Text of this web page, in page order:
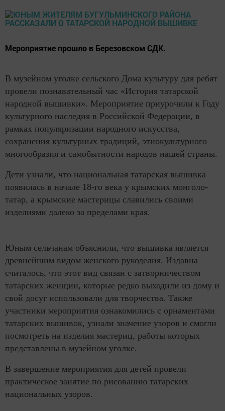
Мероприятие прошло в Березовском СДК.
В музейном уголке сельского Дома культуру для ребят
провели познавательный час «История татарской
народной вышивки». Мероприятие приурочили к Году
культурного наследия в Российской Федерации, в
рамках популяризации народного искусства,
сохранения культурных традиций, этнокультурного
многообразия и самобытности народов нашей страны.
Дети узнали, что национальная татарская вышивка
появилась в начале 18-го века у крымских монголо-
татар, а крымские мастерицы славились своими
изделиями далеко за пределами края.
Юным сельчанам объяснили, что вышивка является
древнейшим видом женского рукоделия. Издавна
считалось, что этот вид связан с затворничеством
татарских женщин, которые редко выходили из дому и
свой досуг использовали для творчества. Также
участники мероприятия ознакомились с орнаментами
татарских вышивок, узнали значение узоров и смогли
посмотреть на изделия мастериц, работы которых
представлены в музейном уголке.
В завершение мероприятия для детей провели
практическое занятие по рисованию татарских
национальных узоров.